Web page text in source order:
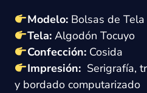
Modelo:Bolsas de Tela
Tela:Algodón Tocuyo
Confección:Cosida
Impresión:Serigrafía,
y bordado computarizado